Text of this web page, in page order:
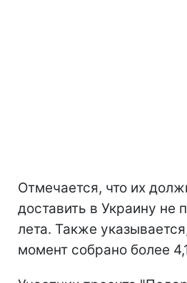
Отмечается, что их
доставить в Украину не
лета. Также
момент собрано более